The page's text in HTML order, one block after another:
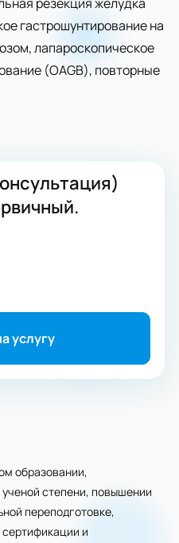
гастрошунтирование на
лапароскопическое
(OAGB), повторные
услугу
образовании,
степени, повышении
переподготовке,
и